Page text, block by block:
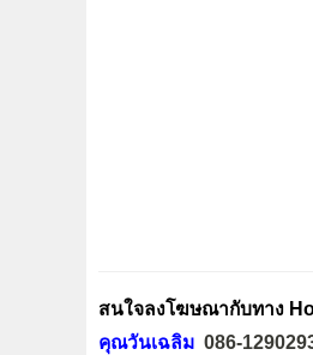
สนใจลงโฆษณากับทาง
คุณวันเฉลิม 086-